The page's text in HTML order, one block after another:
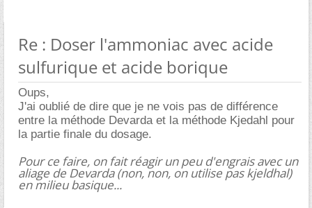
Re : Doser l'ammoniac avec acide
sulfurique et acide borique
Oups,
J'ai oublié de dire que je ne vois pas de différence
entre la méthode Devarda et la méthode Kjedahl pour
la partie finale du dosage.
Pour ce faire, on fait réagir un peu d'engrais avec un
aliage de Devarda (non, non, on utilise pas kjeldhal)
en milieu basique...